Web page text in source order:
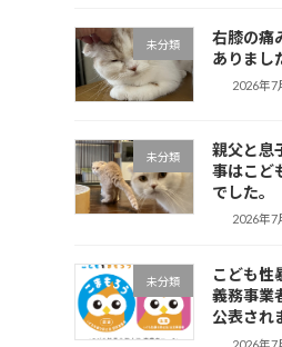
未分類
右膝の痛
ありまし
2026年7
未分類
親父と息
事はこど
でした。
2026年7
未分類
こども性
義務事業
公表され
2026年7